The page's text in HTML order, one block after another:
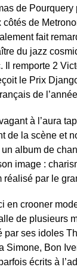
de Pourquery
côtés de
fait
du jazz
Il remporte 2
le Prix
de
à l’aura
de la scène et
album de
image :
réalisé par le
en crooner
de plusieurs
par ses idoles
Simone, Bon
écrits à